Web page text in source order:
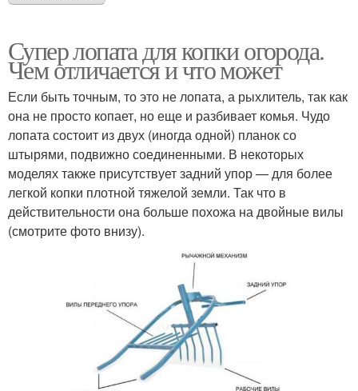
Супер лопата для копки огорода.
Чем отличается и что может
Если быть точным, то это не лопата, а рыхлитель, так как
она не просто копает, но еще и разбивает комья. Чудо
лопата состоит из двух (иногда одной) планок со
штырями, подвижно соединенными. В некоторых
моделях также присутствует задний упор — для более
легкой копки плотной тяжелой земли. Так что в
действительности она больше похожа на двойные вилы
(смотрите фото внизу).